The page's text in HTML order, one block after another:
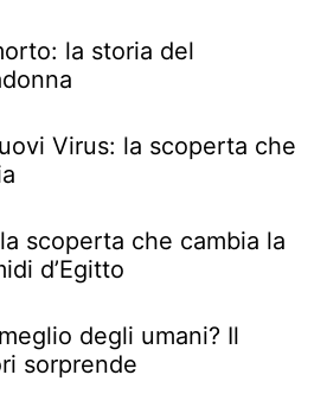
la storia del
Virus: la scoperta che
scoperta che cambia la
d’Egitto
degli umani? Il
sorprende